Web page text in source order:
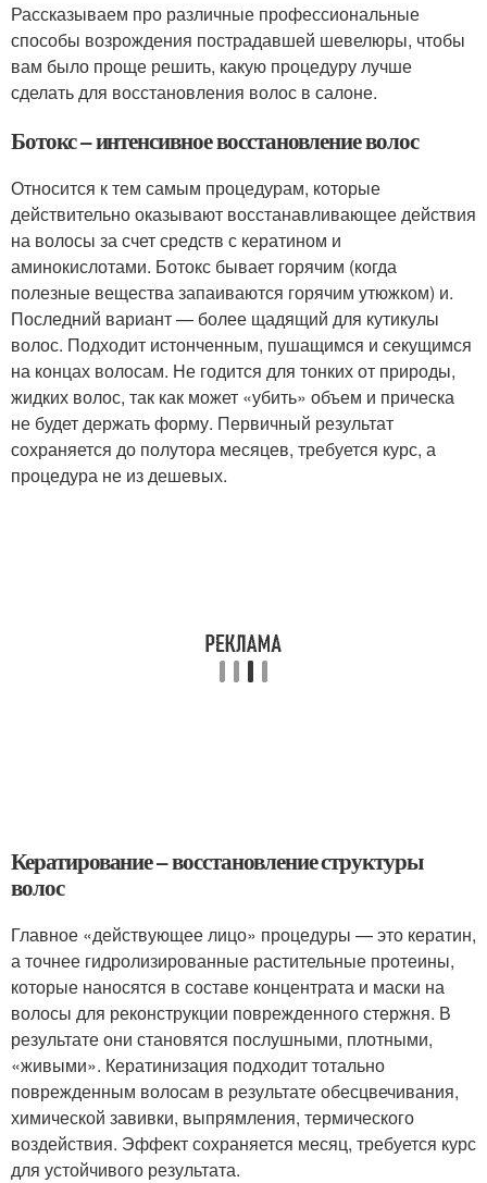
Рассказываем про различные профессиональные
способы возрождения пострадавшей шевелюры, чтобы
вам было проще решить, какую процедуру лучше
сделать для восстановления волос в салоне.
Ботокс – интенсивное восстановление волос
Относится к тем самым процедурам, которые
действительно оказывают восстанавливающее действия
на волосы за счет средств с кератином и
аминокислотами. Ботокс бывает горячим (когда
полезные вещества запаиваются горячим утюжком) и.
Последний вариант — более щадящий для кутикулы
волос. Подходит истонченным, пушащимся и секущимся
на концах волосам. Не годится для тонких от природы,
жидких волос, так как может «убить» объем и прическа
не будет держать форму. Первичный результат
сохраняется до полутора месяцев, требуется курс, а
процедура не из дешевых.
Кератирование – восстановление структуры
волос
Главное «действующее лицо» процедуры — это кератин,
а точнее гидролизированные растительные протеины,
которые наносятся в составе концентрата и маски на
волосы для реконструкции поврежденного стержня. В
результате они становятся послушными, плотными,
«живыми». Кератинизация подходит тотально
поврежденным волосам в результате обесцвечивания,
химической завивки, выпрямления, термического
воздействия. Эффект сохраняется месяц, требуется курс
для устойчивого результата.